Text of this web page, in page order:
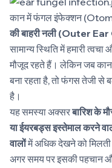
कान में फंगल इंफेक्शन
की बाहरी नली (Outer
सामान्य स्थिति में हमारी
मौजूद रहते हैं। लेकिन जब
बना रहता है, तो फंगस तेजी
है।
यह समस्या अक्सरबारिश के
या ईयरबड्स इस्तेमाल करने
वालोंमें अधिक देखने को मिलती
अगर समय पर इसकी पहचान